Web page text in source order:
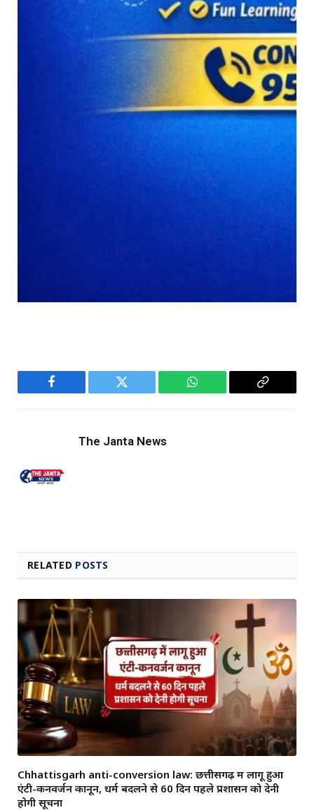
Facebook Twitter WhatsApp
Copy
The Janta News
RELATED POSTS
Chhattisgarh anti-conversion law: छत्तीसगढ़ में लागू हुआ
एंटी-कनवर्जन कानून, धर्म बदलने से 60 दिन पहले प्रशासन को देनी
होगी सूचना